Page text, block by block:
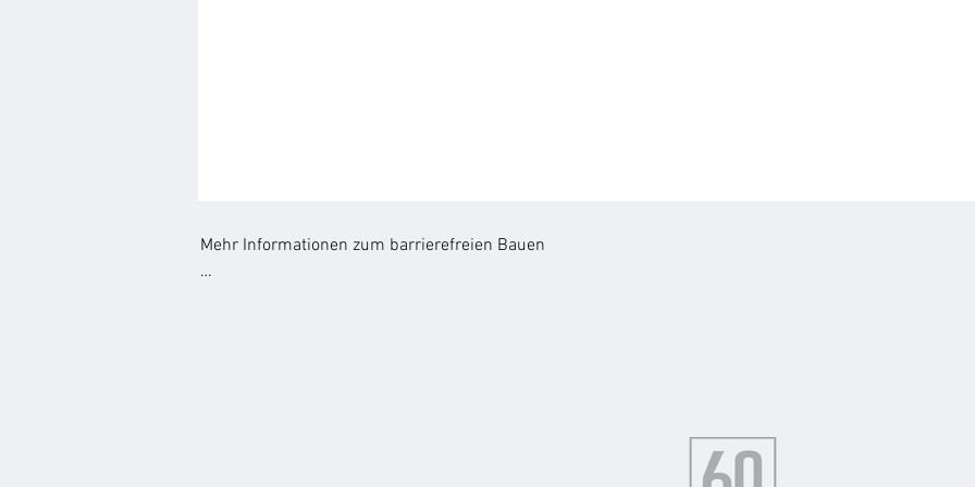
Mehr Informationen zum barrierefreien Bauen
geringem Mehraufwand gleich mitdenken, statt später unter Druck nachzurüsten.